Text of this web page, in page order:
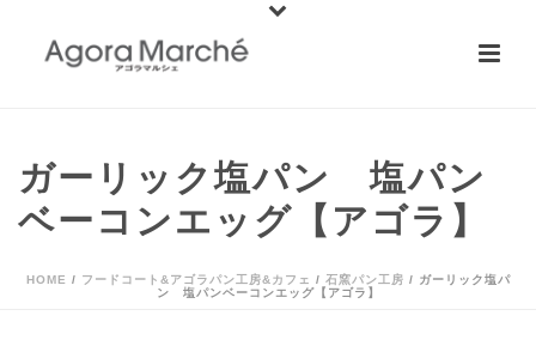
ガーリック塩パン 塩パン
ベーコンエッグ【アゴラ】
HOME / フードコート&アゴラパン工房&カフェ / 石窯パン工房 / ガーリック塩パ
ン 塩パンベーコンエッグ【アゴラ】